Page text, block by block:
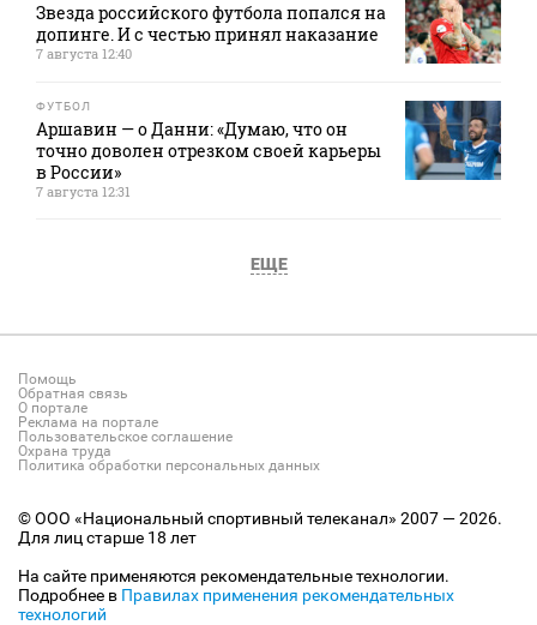
Звезда российского футбола попался на
допинге. И с честью принял наказание
7 августа 12:40
ФУТБОЛ
Аршавин — о Данни: «Думаю, что он
точно доволен отрезком своей карьеры
в России»
7 августа 12:31
ЕЩЕ
Помощь
Обратная связь
О портале
Реклама на портале
Пользовательское соглашение
Охрана труда
Политика обработки персональных данных
© ООО «Национальный спортивный телеканал» 2007 — 2026.
Для лиц старше 18 лет
На сайте применяются рекомендательные технологии.
Подробнее в Правилах применения рекомендательных
технологий